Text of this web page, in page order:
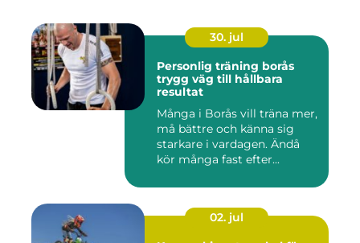
30. jul
Personlig träning borås
trygg väg till hållbara
resultat
Många i Borås vill träna mer,
må bättre och känna sig
starkare i vardagen. Ändå
kör många fast efter...
02. jul